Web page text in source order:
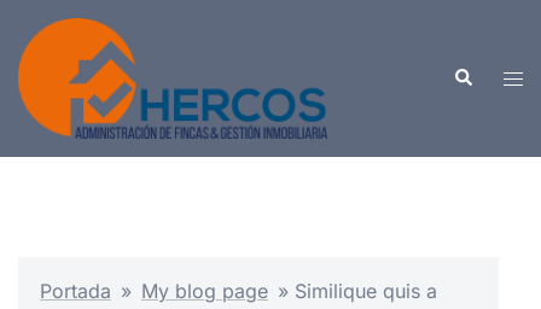
contenido
Buscar
Portada » My blog page » Similique quis a